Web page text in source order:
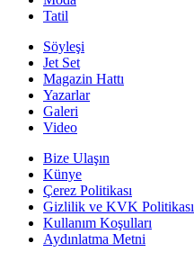
Tatil
Söyleşi
Jet Set
Magazin Hattı
Yazarlar
Galeri
Video
Bize Ulaşın
Künye
Çerez Politikası
Gizlilik ve KVK Politikası
Kullanım Koşulları
Aydınlatma Metni